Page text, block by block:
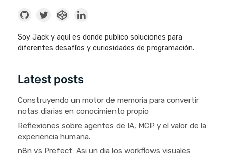
Soy Jack y aquí es donde publico soluciones para
diferentes desafíos y curiosidades de programación.
Latest posts
Construyendo un motor de memoria para convertir
notas diarias en conocimiento propio
Reflexiones sobre agentes de IA, MCP y el valor de la
experiencia humana.
n8n vs Prefect: Asi un dia los workflows visuales